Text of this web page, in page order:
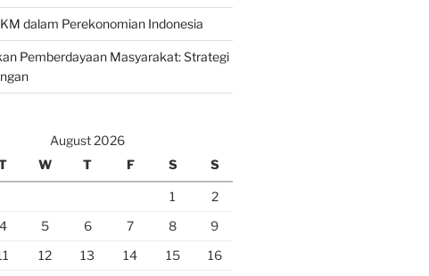
dalam Perekonomian Indonesia
Pemberdayaan Masyarakat: Strategi
August 2026
W T F S S
1
2
4 5 6 7 8
9
12 13 14 15
16